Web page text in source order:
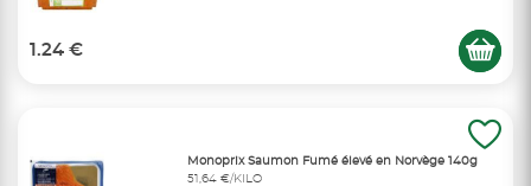
1.24 €
Monoprix Saumon Fumé élevé en Norvège 140g
51,64 €/KILO